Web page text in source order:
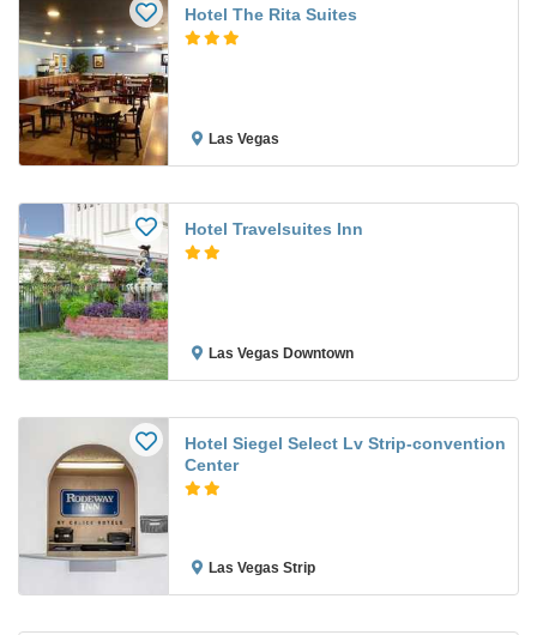
Hotel The Rita Suites
Las Vegas
Hotel Travelsuites Inn
Las Vegas Downtown
Hotel Siegel Select Lv Strip-convention
Center
Las Vegas Strip